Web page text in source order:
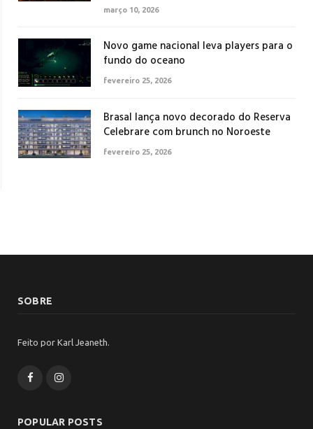
março 10, 2026
Novo game nacional leva players para o
fundo do oceano
fevereiro 25, 2026
Brasal lança novo decorado do Reserva
Celebrare com brunch no Noroeste
fevereiro 25, 2026
SOBRE
Feito por Karl Jeaneth.
FacebookInstagram
POPULAR POSTS